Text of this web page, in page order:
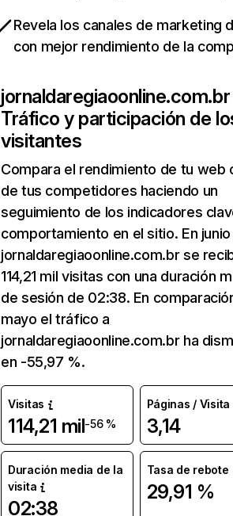
Revela los canales de marketing
con mejor rendimiento de la
jornaldaregiaoonline.com.br
Tráfico y participación de
visitantes
Compara el rendimiento de tu web
de tus competidores haciendo un
seguimiento de los indicadores
comportamiento en el sitio. En junio
jornaldaregiaoonline.com.br se
114,21 mil visitas con una duración
de sesión de 02:38. En
mayo el tráfico a
jornaldaregiaoonline.com.br ha
en -55,97 %.
Visitas
114,21 mil-56 %
Páginas / Visita
3,14
Duración media de la
visita
02:38
Tasa de rebote
29,91 %